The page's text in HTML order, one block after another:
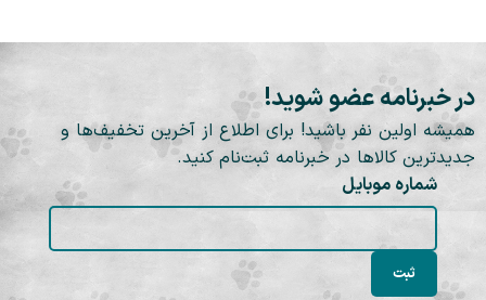
در خبرنامه عضو شوید!
همیشه اولین نفر باشید! برای اطلاع از آخرین تخفیف‌ها و
جدیدترین کالاها در خبرنامه ثبت‌نام کنید.
شماره موبایل